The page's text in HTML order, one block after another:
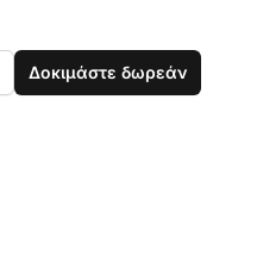
Δοκιμάστε δωρεάν